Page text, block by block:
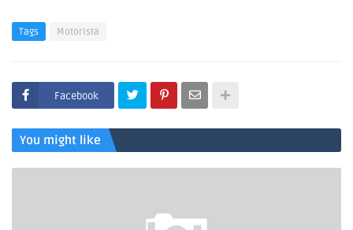
Tags Motorista
Facebook
You might like